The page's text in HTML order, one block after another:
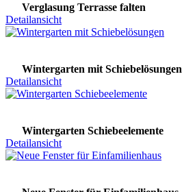
Verglasung Terrasse falten
Detailansicht
Wintergarten mit Schiebelösungen
Detailansicht
Wintergarten Schiebeelemente
Detailansicht